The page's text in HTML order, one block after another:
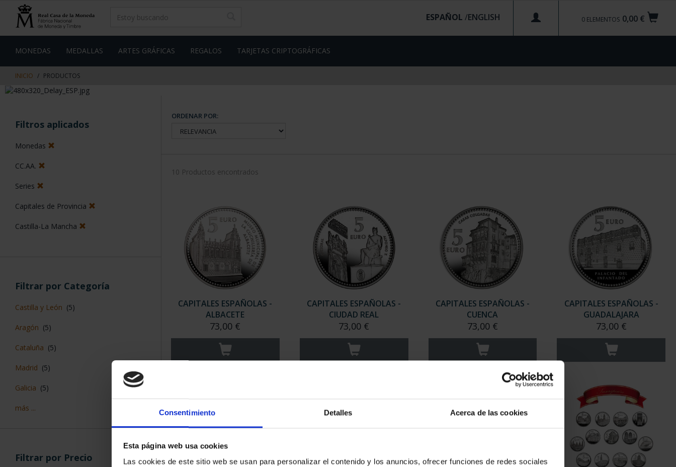
Consentimiento Detalles Acerca de las cookies
Esta página web usa cookies
Las cookies de este sitio web se usan para personalizar el contenido y los anuncios, ofrecer funciones de redes sociales
contenido
de
0,00 €
0 ELEMENTOS
ESPAÑOL /
MONEDAS MEDALLAS ARTES GRÁFICAS REGALOS TARJETAS CRIPTOGRÁFICAS
INICIO PRODUCTOS
Filtros aplicados
Monedas
CC.AA.
Series
Capitales de Provincia
Castilla-La Mancha
Filtrar por Categoría
Castilla y León (5)
Aragón (5)
Cataluña (5)
Madrid (5)
Galicia (5)
más ...
Filtrar por Precio
ORDENAR POR:
10 Productos encontrados
CAPITALES ESPAÑOLAS -
ALBACETE
73,00 €
CAPITALES ESPAÑOLAS -
CIUDAD REAL
73,00 €
CAPITALES ESPAÑOLAS -
CUENCA
73,00 €
CAPITALES ESPAÑOLAS -
GUADALAJARA
73,00 €